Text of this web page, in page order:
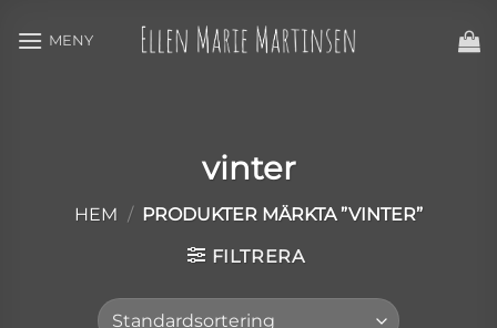
vinter
HEM /
PRODUKTER MÄRKTA ”VINTER”
FILTRERA